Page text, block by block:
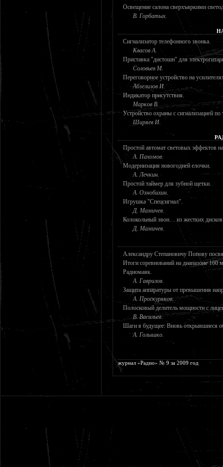
Освещение салона сверхъяркими
В. Горбатых.
Сигнализатор телефонного звонка.
Квасов А.
Приставка "дистошн" для
Соловьев М.
Переговорное устройство на
Абзелилов И.
Индикатор присутствия.
Марков В.
Устройство охраны с сигнализацией
Ширяев И.
Простой автомат световых эффектов
А. Пахомов.
Модернизация новогодней елочки.
А. Лечкин.
Простой таймер для зубной щетки.
А. Ознобихин.
Игрушка "Спецсигнал".
Д. Мамичев.
Колокольный звон… из жестких
Д. Мамичев.
Александру Степановичу Попову
Итоги соревнований на диапазоне 160
Радиомаяк.
А. Гаврилов.
Защита аппаратуры от превышения
А. Проскуряков.
Полосковый делитель мощности с
В. Васильев.
Шаги в будущее: Вновь открывшиеся
А. Голышко.
журнал «Радио» № 9 за 2009 год